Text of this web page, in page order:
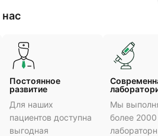
Постоянное
развитие
Для наших
пациентов доступна
выгодная
Мы
более